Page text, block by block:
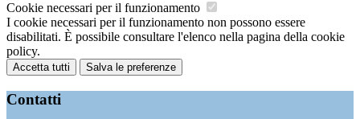
Cookie necessari per il funzionamento
I cookie necessari per il funzionamento non possono essere
disabilitati. È possibile consultare l'elenco nella pagina della cookie
policy.
Accetta tutti Salva le preferenze
Contatti